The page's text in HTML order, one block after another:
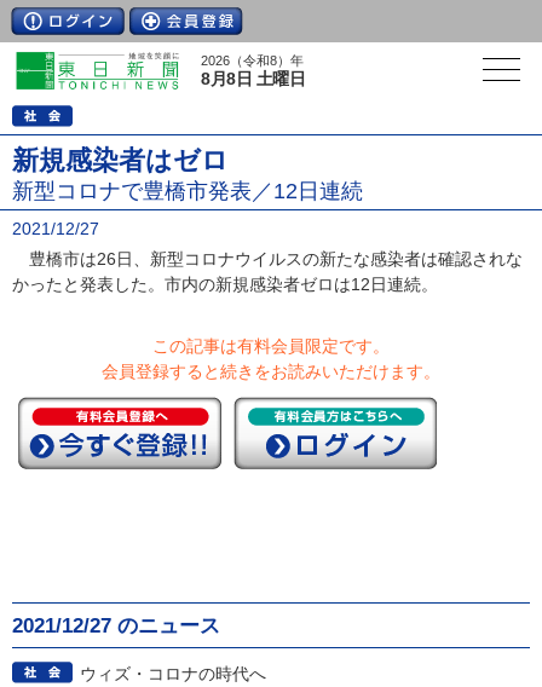
2026（令和8）年
8月8日 土曜日
新規感染者はゼロ
新型コロナで豊橋市発表／12日連続
2021/12/27
豊橋市は26日、新型コロナウイルスの新たな感染者は確認されな
かったと発表した。市内の新規感染者ゼロは12日連続。
この記事は有料会員限定です。
会員登録すると続きをお読みいただけます。
2021/12/27 のニュース
ウィズ・コロナの時代へ